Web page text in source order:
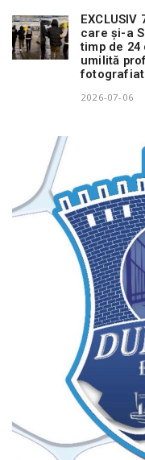
care și-a
timp de
umilită
2026-07-06